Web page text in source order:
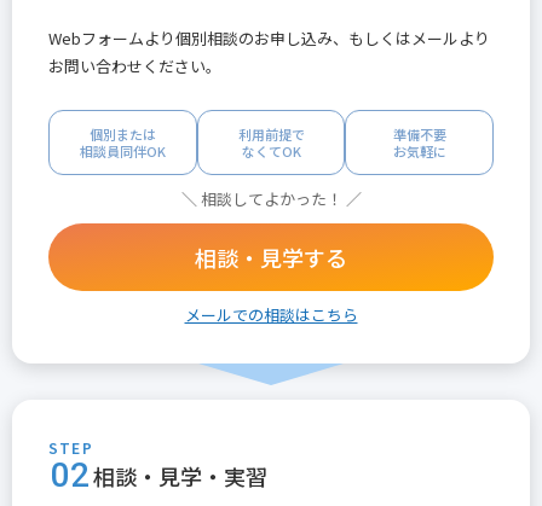
Webフォームより個別相談のお申し込み、もしくはメールより
お問い合わせください。
個別または
相談員同伴OK
利用前提で
なくてOK
準備不要
お気軽に
＼ 相談してよかった！ ／
相談・見学する
メールでの相談はこちら
STEP
02相談・見学・実習